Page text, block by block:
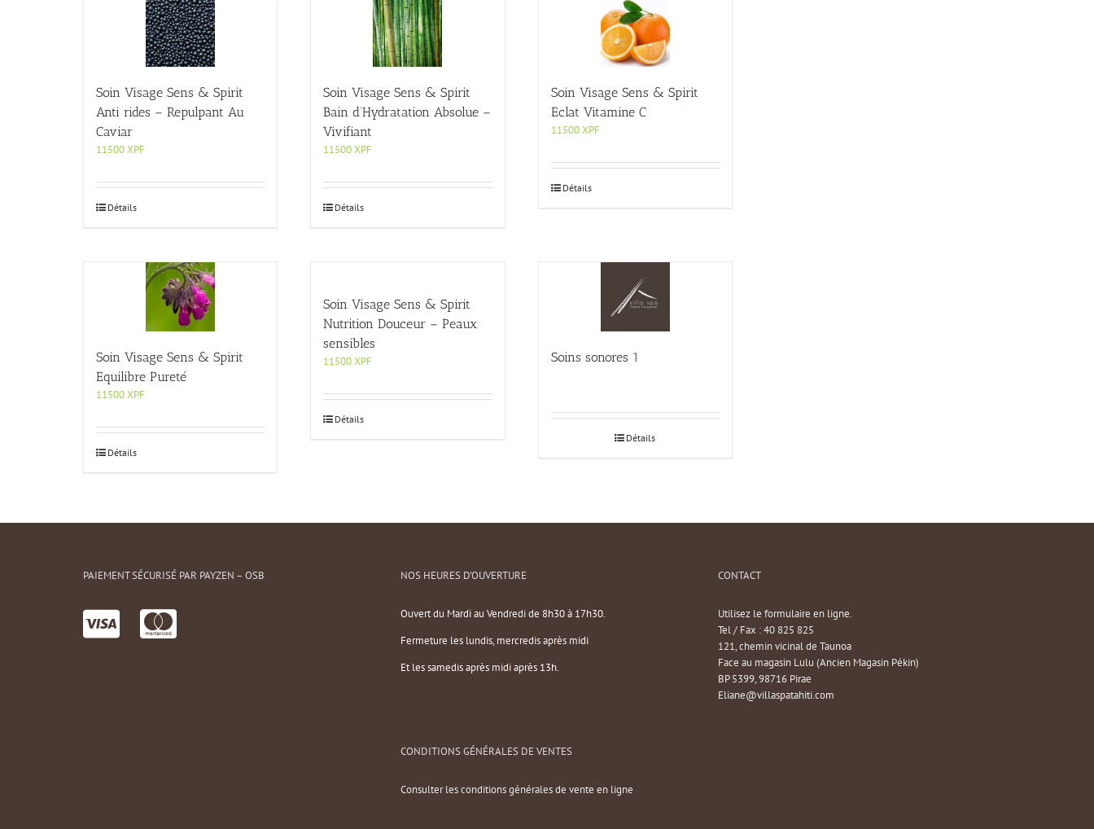
Soin Visage Sens & Spirit
Anti rides – Repulpant Au
Caviar
11500XPF
Détails
Soin Visage Sens & Spirit
Bain d’Hydratation Absolue –
Vivifiant
11500XPF
Détails
Soin Visage Sens & Spirit
Eclat Vitamine C
11500XPF
Détails
Soin Visage Sens & Spirit
Equilibre Pureté
11500XPF
Détails
Soin Visage Sens & Spirit
Nutrition Douceur – Peaux
sensibles
11500XPF
Détails
Soins sonores 1
Détails
PAIEMENT SÉCURISÉ PAR PAYZEN – OSB NOS HEURES D’OUVERTURE
Ouvert du Mardi au Vendredi de 8h30 à 17h30.
Fermeture les lundis, mercredis après midi
Et les samedis après midi après 13h.
CONDITIONS GÉNÉRALES DE VENTES
Consulter les conditions générales de vente en ligne
CONTACT
Utilisez le formulaire en ligne.
Tel / Fax : 40 825 825
121, chemin vicinal de Taunoa
Face au magasin Lulu (Ancien Magasin Pékin)
BP 5399, 98716 Pirae
Eliane@villaspatahiti.com